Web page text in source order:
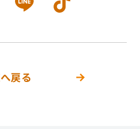
戻る